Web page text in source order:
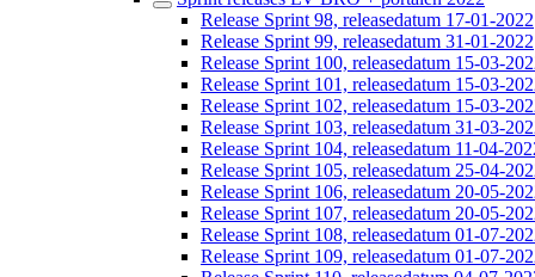
Release Sprint 98, releasedatum 17-01-2022
Release Sprint 99, releasedatum 31-01-2022
Release Sprint 100, releasedatum 15-03-
Release Sprint 101, releasedatum 15-03-
Release Sprint 102, releasedatum 15-03-
Release Sprint 103, releasedatum 31-03-
Release Sprint 104, releasedatum 11-04-
Release Sprint 105, releasedatum 25-04-
Release Sprint 106, releasedatum 20-05-
Release Sprint 107, releasedatum 20-05-
Release Sprint 108, releasedatum 01-07-
Release Sprint 109, releasedatum 01-07-